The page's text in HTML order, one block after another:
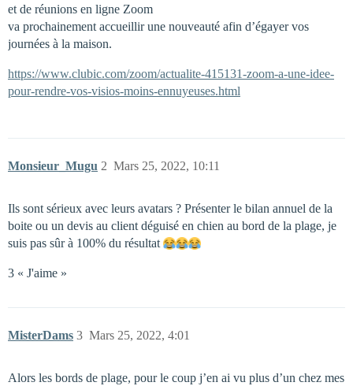
et de réunions en ligne Zoom
va prochainement accueillir une nouveauté afin d’égayer vos
journées à la maison.
https://www.clubic.com/zoom/actualite-415131-zoom-a-une-idee-
pour-rendre-vos-visios-moins-ennuyeuses.html
Monsieur_Mugu Mars 25, 2022, 10:11
2
Ils sont sérieux avec leurs avatars ? Présenter le bilan annuel de la
boite ou un devis au client déguisé en chien au bord de la plage, je
suis pas sûr à 100% du résultat
3 « J'aime »
MisterDams Mars 25, 2022, 4:01
3
Alors les bords de plage, pour le coup j’en ai vu plus d’un chez mes